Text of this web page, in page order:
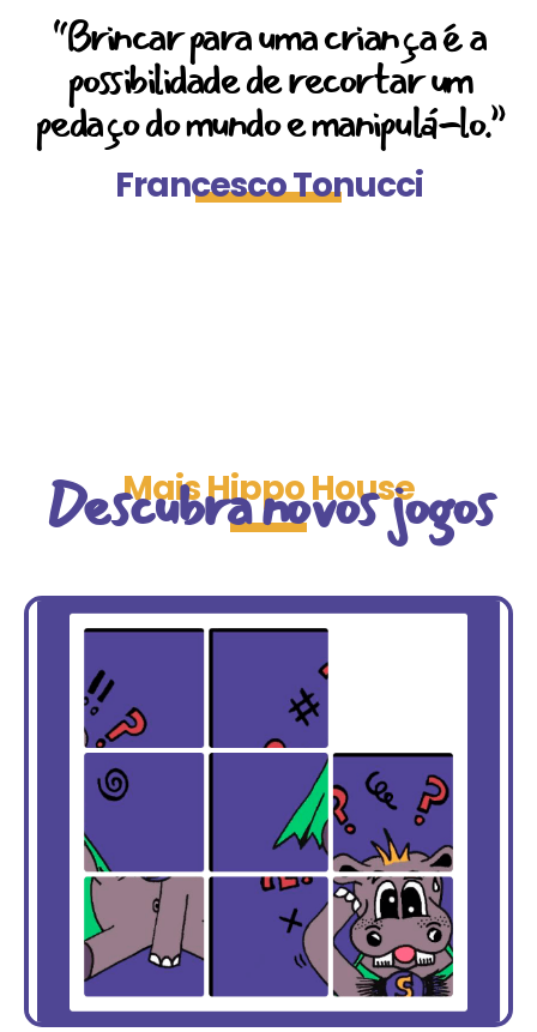
“Brincar para uma criança é a
possibilidade de recortar um
pedaço do mundo e manipulá-lo.”
Francesco Tonucci
Mais Hippo House
Descubra novos jogos